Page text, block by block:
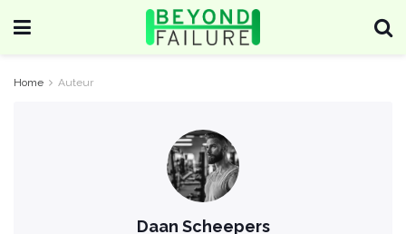
Home Auteur
Daan Scheepers